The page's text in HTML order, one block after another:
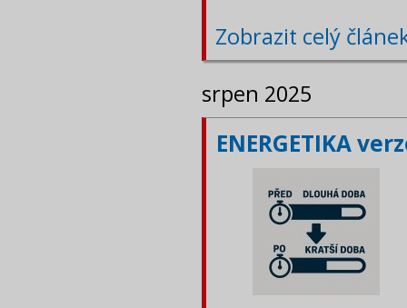
Zobrazit celý
srpen 2025
ENERGETIKA